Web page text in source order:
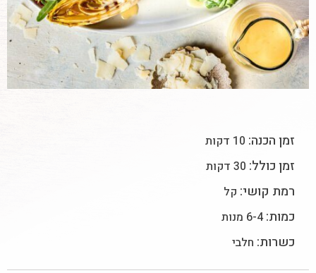
זמן הכנה: 10 דקות
זמן כולל: 30 דקות
רמת קושי: קל
כמות:6-4 מנות
כשרות: חלבי